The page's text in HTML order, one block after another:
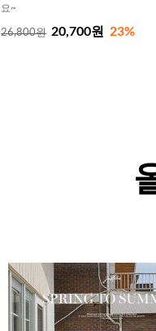
요~
26,800원 20,700원 23%